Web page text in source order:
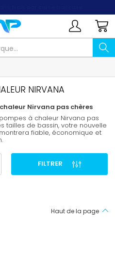
NIRVANA
Nirvana pas chères
à chaleur Nirvana pas
tailles de bassin, votre nouvelle
fiable, économique et
FILTRER
Haut de la page